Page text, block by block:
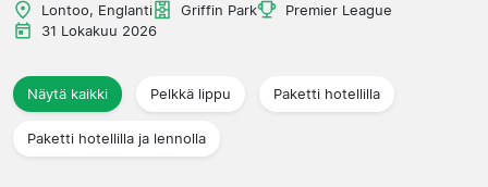
Liigat
Matkatoimistoja
Lontoo, Englanti Griffin Park
Premier League
31 Lokakuu 2026
Näytä kaikki Pelkkä lippu Paketti hotellilla
Paketti hotellilla ja lennolla